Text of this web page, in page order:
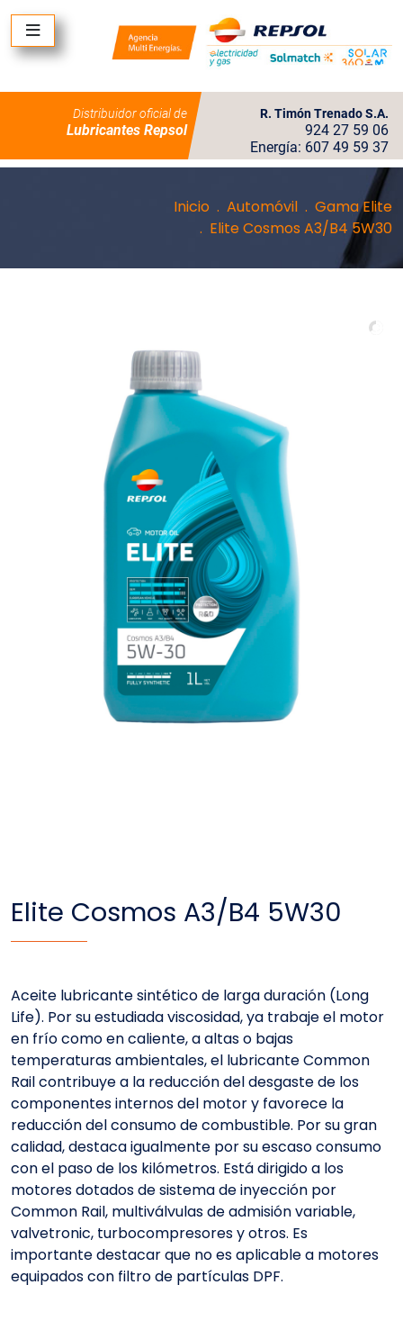
Distribuidor oficial de
Lubricantes Repsol
R. Timón Trenado S.A.
924 27 59 06
Energía: 607 49 59 37
Inicio Automóvil
Gama Elite
Elite Cosmos A3/B4 5W30
Elite Cosmos A3/B4 5W30
Aceite lubricante sintético de larga duración (Long
Life). Por su estudiada viscosidad, ya trabaje el motor
en frío como en caliente, a altas o bajas
temperaturas ambientales, el lubricante Common
Rail contribuye a la reducción del desgaste de los
componentes internos del motor y favorece la
reducción del consumo de combustible. Por su gran
calidad, destaca igualmente por su escaso consumo
con el paso de los kilómetros. Está dirigido a los
motores dotados de sistema de inyección por
Common Rail, multiválvulas de admisión variable,
valvetronic, turbocompresores y otros. Es
importante destacar que no es aplicable a motores
equipados con filtro de partículas DPF.